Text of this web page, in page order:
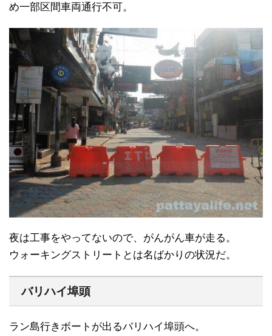
め一部区間車両通行不可。
夜は工事をやってないので、がんがん車が走る。
ウォーキングストリートとは名ばかりの状況だ。
バリハイ埠頭
ラン島行きボートが出るバリハイ埠頭へ。